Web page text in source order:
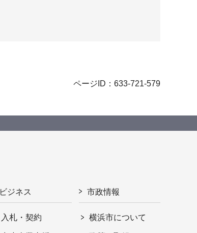
ページID：633-721-579
ビジネス
入札・契約
市政情報
横浜市について